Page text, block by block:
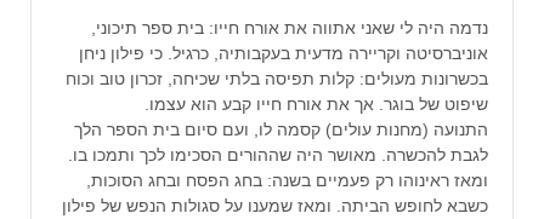
נדמה היה לי שאני אתווה את אורח חייו: בית ספר תיכוני,
אוניברסיטה וקריירה מדעית בעקבותיה, כרגיל. כי פילון ניחן
בכשרונות מעולים: קלות תפיסה בלתי שכיחה, זכרון טוב וכוח
שיפוט של בוגר. אך את אורח חייו קבע הוא עצמו.
התנועה (מחנות עולים) קסמה לו, ועם סיום בית הספר הלך
לגבת להכשרה. מאושר היה שההורים הסכימו לכך ותמכו בו.
ומאז ראינוהו רק פעמיים בשנה: בחג הפסח ובחג הסוכות,
כשבא לחופש הביתה. ומאז שמענו על סגולות הנפש של פילון